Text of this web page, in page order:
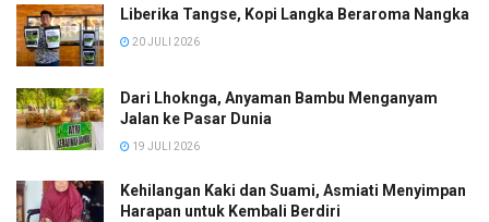
Liberika Tangse, Kopi Langka Beraroma Nangka
20 JULI 2026
Dari Lhoknga, Anyaman Bambu Menganyam
Jalan ke Pasar Dunia
19 JULI 2026
Kehilangan Kaki dan Suami, Asmiati Menyimpan
Harapan untuk Kembali Berdiri